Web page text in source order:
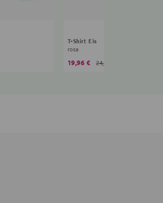
T-Shirt Eis
rosa
19,96 € 24,95 €